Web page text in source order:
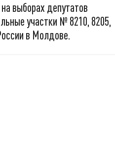
выборах депутатов
участки № 8210, 8205,
в Молдове.